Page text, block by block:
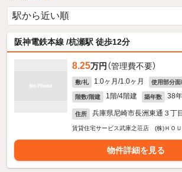
阪神電鉄本線 /杭瀬駅 徒歩12分
8.25万円 （管理費不要）
敷/礼 1.0ヶ月/1.0ヶ月 使用部分面
階数/階建 1階/4階建 築年数 38
住所 兵庫県尼崎市長洲東通３丁目
賃貸住宅サービス武庫之荘店 (株)ＨＯ
物件詳細を見る